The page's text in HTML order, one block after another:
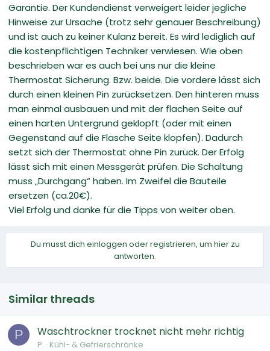
Garantie. Der Kundendienst verweigert leider jegliche
Hinweise zur Ursache (trotz sehr genauer Beschreibung)
und ist auch zu keiner Kulanz bereit. Es wird lediglich auf
die kostenpflichtigen Techniker verwiesen. Wie oben
beschrieben war es auch bei uns nur die kleine
Thermostat Sicherung. Bzw. beide. Die vordere lässt sich
durch einen kleinen Pin zurücksetzen. Den hinteren muss
man einmal ausbauen und mit der flachen Seite auf
einen harten Untergrund geklopft (oder mit einen
Gegenstand auf die Flasche Seite klopfen). Dadurch
setzt sich der Thermostat ohne Pin zurück. Der Erfolg
lässt sich mit einen Messgerät prüfen. Die Schaltung
muss „Durchgang“ haben. Im Zweifel die Bauteile
ersetzen (ca.20€).
Viel Erfolg und danke für die Tipps von weiter oben.
Du musst dich einloggen oder registrieren, um hier zu
antworten.
Similar threads
P Waschtrockner trocknet nicht mehr richtig
P. Kühl- & Gefrierschränke